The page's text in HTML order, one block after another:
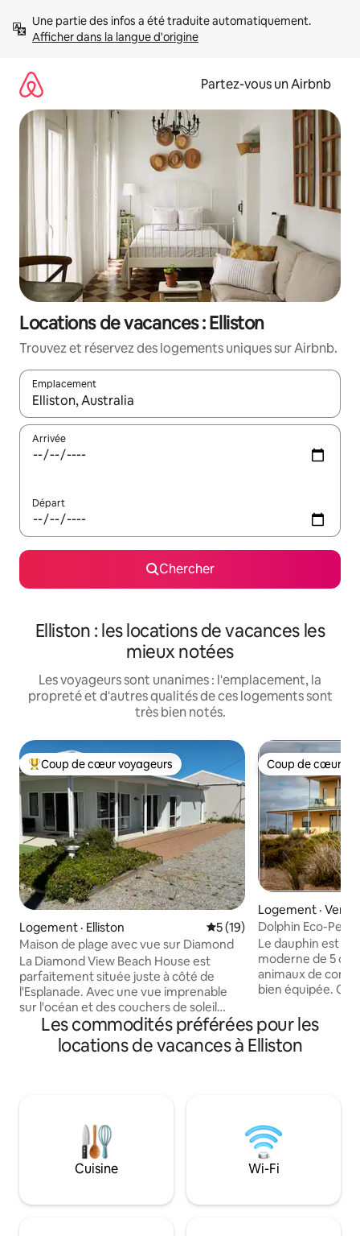
directement
Afficher dans la langue d'origine
Partez-vous un Airbnb
Locations de vacances : Elliston
Trouvez et réservez des logements uniques sur Airbnb.
Emplacement
Quand les résultats sont affichés, parcourez-les en utilisant
Arrivée
Départ
Chercher
Elliston : les locations de vacances les
mieux notées
Les voyageurs sont unanimes : l'emplacement, la
propreté et d'autres qualités de ces logements sont
très bien notés.
Coup de cœur voyageurs parmi les plus aimés
Coup de cœur voyageurs
Logement · Elliston Note moyenne de 5 sur 5,
5 (19)
Maison de plage avec vue sur Diamond
La Diamond View Beach House est
parfaitement située juste à côté de
l'Esplanade. Avec une vue imprenable
sur l'océan et des couchers de soleil
spectaculaires sur la baie depuis la
fenêtre de la cuisine. La plage principale
est à seulement 100 mètres à pied, et à
boulangerie, d'un repas à l'hôtel ou de
demandes d'information au centre
d'information. Adoptez le mélange
parfait de confort et de commodité à
Coup de cœur
Coup de cœur
Logement ·
Dolphin Eco-Pet
près de Venus Bay
Le dauphin est
moderne de 5
animaux de
bien équipée.
de la magnifique
Australie-
profiteront d'un
lumières des
fonctionne à
générateur de
pluie.
Les commodités préférées pour les
locations de vacances à Elliston
Cuisine Wi-Fi